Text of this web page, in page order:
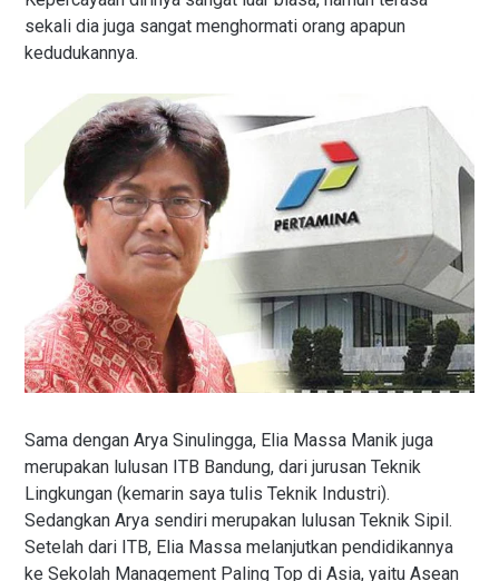
sekali dia juga sangat menghormati orang apapun
kedudukannya.
Sama dengan Arya Sinulingga, Elia Massa Manik juga
merupakan lulusan ITB Bandung, dari jurusan Teknik
Lingkungan (kemarin saya tulis Teknik Industri).
Sedangkan Arya sendiri merupakan lulusan Teknik Sipil.
Setelah dari ITB, Elia Massa melanjutkan pendidikannya
ke Sekolah Management Paling Top di Asia, yaitu Asean